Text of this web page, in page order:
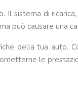
Il sistema di
può causare una
della tua auto.
le